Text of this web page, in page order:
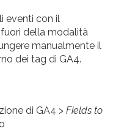
eventi con il
della modalità
manualmente il
dei tag di GA4.
di GA4 > Fields to